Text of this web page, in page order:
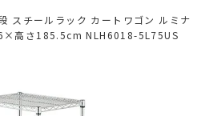
スチールラック カートワゴン ルミナ
高さ185.5cm NLH6018-5L75US